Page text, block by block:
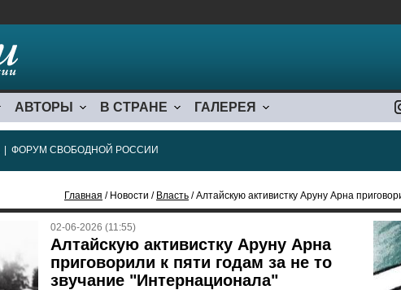
АВТОРЫ В СТРАНЕ ГАЛЕРЕЯ
ФОРУМ СВОБОДНОЙ РОССИИ
Главная / Новости / Власть / Алтайскую активистку Аруну Арна приговорили к пяти
02-06-2026 (11:55)
Алтайскую активистку Аруну Арна
приговорили к пяти годам за не то
звучание "Интернационала"